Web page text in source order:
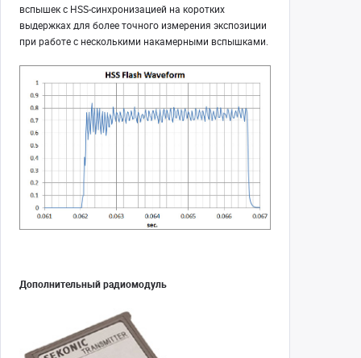
вспышек с HSS-синхронизацией на коротких
выдержках для более точного измерения экспозиции
при работе с несколькими накамерными вспышками.
Дополнительный радиомодуль